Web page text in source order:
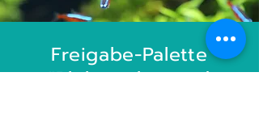
Freigabe-Palette
"Philosophie und